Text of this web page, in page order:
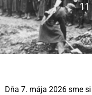
11
Dňa 7. mája 2026 sme